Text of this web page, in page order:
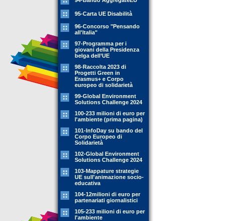
95-Carta UE Disabilità
96-Concorso "Pensando
all'Italia"
97-Programma per i
giovani della Presidenza
belga dell’UE
98-Raccolta 2023 di
Progetti Green in
Erasmus+ e Corpo
europeo di solidarietà
99-Global Environment
Solutions Challenge 2024
100-233 milioni di euro per
l'ambiente (prima pagina)
101-InfoDay su bando del
Corpo Europeo di
Solidarietà
102-Global Environment
Solutions Challenge 2024
103-Mappature strategie
UE sull'animazione socio-
educativa
104-12milioni di euro per
partenariati giornalistici
105-233 milioni di euro per
l'ambiente